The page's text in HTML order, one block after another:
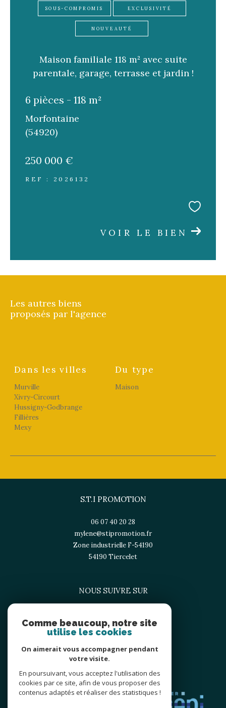
SOUS-COMPROMIS EXCLUSIVITÉ
NOUVEAUTÉ
Maison familiale 118 m² avec suite
parentale, garage, terrasse et jardin !
6 pièces - 118 m²
Morfontaine
(54920)
250 000 €
REF : 2026132
VOIR LE BIEN
Les autres biens
proposés par l'agence
Dans les villes
Murville
Xivry-Circourt
Hussigny-Godbrange
Fillières
Mexy
Du type
Maison
S.T.I PROMOTION
06 07 40 20 28
mylene@stipromotion.fr
Zone industrielle F-54190
54190
tiercelet
NOUS SUIVRE SUR
ADHÉRENTS
Comme beaucoup, notre site
utilise les cookies
On aimerait vous accompagner pendant
votre visite.
En poursuivant, vous acceptez l'utilisation des
cookies par ce site, afin de vous proposer des
contenus adaptés et réaliser des statistiques !